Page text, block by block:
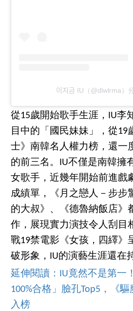
이지금 IU（@dlwlrma
從15歲開始歌手生涯，IU李
目中的「國民妹妹」，從19
士》南韓名人權力榜，還一
的前三名。IU不僅是南韓擁
女歌手，近幾年開始前進戲
成績單，《月之戀人－步步
的大叔》、《德魯納飯店》
作，展現實力演技令人刮目
戰19禁電影《女孩，四繹》
破形象，IU的演藝生涯還在
延伸閱讀：IU竟然不是第一
100%合格」臉孔Top5，《
入榜